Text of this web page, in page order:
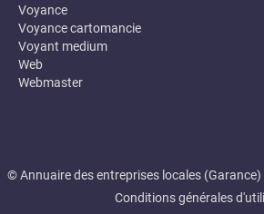
Voyance
Voyance cartomancie
Voyant medium
Web
Webmaster
© Annuaire des entreprises locales
Conditions générales